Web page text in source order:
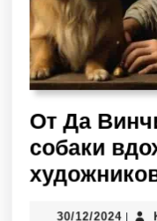
От Да
собаки
30/12/2024 |